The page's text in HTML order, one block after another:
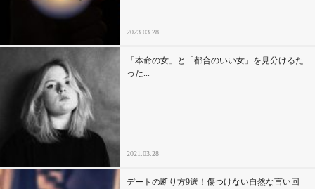
2023.03.28
「本命の女」と「都合のいい女」を見分けるた
った...
2021.03.28
デートの断り方9選！傷つけない自然な言い回